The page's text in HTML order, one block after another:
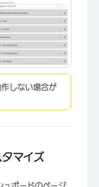
しない場合が
マイズ